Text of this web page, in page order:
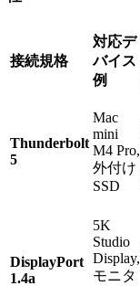
接続規格
対応デ
バイス
例
Thunderbolt
5
Mac
mini
M4 Pro,
外付け
SSD
DisplayPort
1.4a
5K
Studio
Display,
モニタ